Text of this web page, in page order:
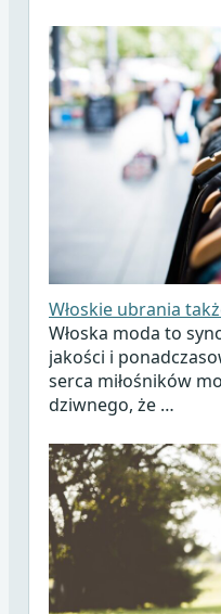
Włoskie ubrania
Włoska moda to
jakości i
serca miłośników
dziwnego, że …